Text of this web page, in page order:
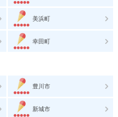
美浜町
幸田町
豊川市
新城市